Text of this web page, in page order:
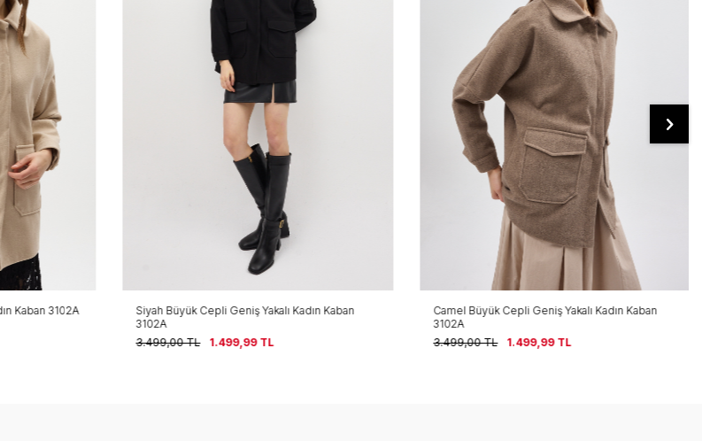
Kaban 3102A
Siyah Büyük Cepli Geniş Yakalı Kadın Kaban
3102A
3.499,00TL 1.499,99TL
Camel Büyük Cepli Geniş Yakalı Kadın Kaban
3102A
3.499,00TL 1.499,99TL